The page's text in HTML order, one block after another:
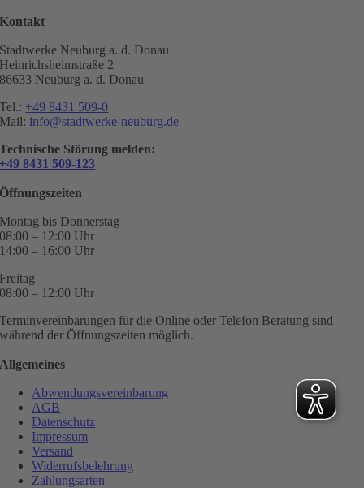
Kontakt
Stadtwerke Neuburg a. d. Donau
Heinrichsheimstraße 2
86633 Neuburg a. d. Donau
Tel.: +49 8431 509-0
Mail: info@stadtwerke-neuburg.de
Technische Störung melden:
+49 8431 509-123
Öffnungszeiten
Montag bis Donnerstag
08:00 – 12:00 Uhr
14:00 – 16:00 Uhr
Freitag
08:00 – 12:00 Uhr
Terminvereinbarungen für die Online oder Telefon Beratung sind
während der Öffnungszeiten möglich.
Allgemeines
Abwendungsvereinbarung
AGB
Datenschutz
Impressum
Versand
Widerrufsbelehrung
Zahlungsarten